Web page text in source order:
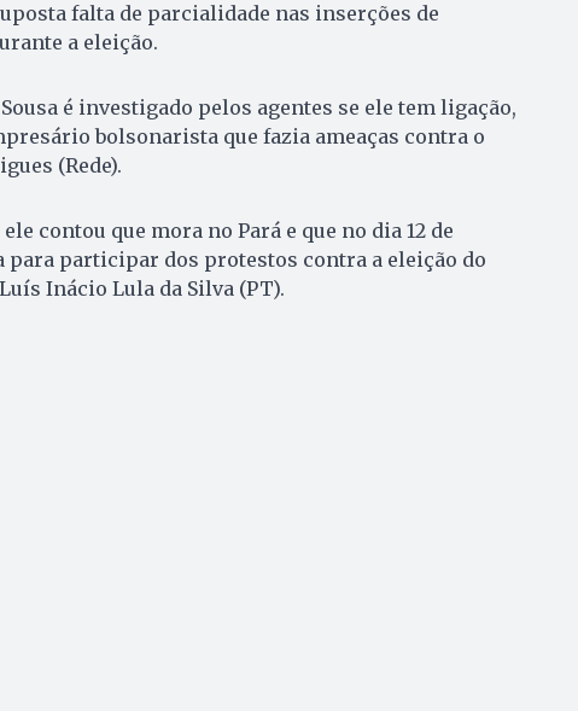
falta de parcialidade nas inserções de
a eleição.
é investigado pelos agentes se ele tem ligação,
bolsonarista que fazia ameaças contra o
(Rede).
contou que mora no Pará e que no dia 12 de
para participar dos protestos contra a eleição do
Inácio Lula da Silva (PT).